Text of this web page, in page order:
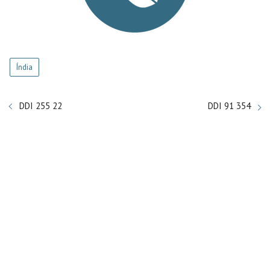
Índia
DDI 255 22 DDI 91 354